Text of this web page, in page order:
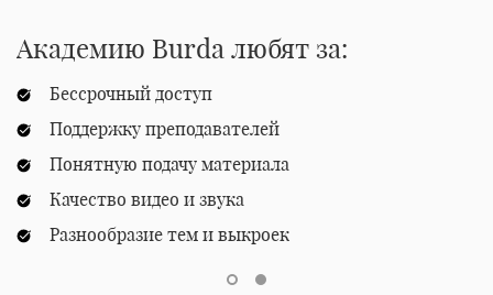
Академию Burda любят за:
Бессрочный доступ
Поддержку преподавателей
Понятную подачу материала
Качество видео и звука
Разнообразие тем и выкроек